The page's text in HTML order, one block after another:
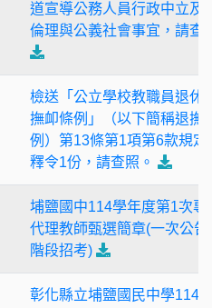
道宣導公務人員行政中立及
倫理與公義社會事宜，請查
檢送「公立學校教職員退休
撫卹條例」（以下簡稱退撫
例）第13條第1項第6款規定
釋令1份，請查照。
埔鹽國中114學年度第1次專
代理教師甄選簡章(一次公告
階段招考)
彰化縣立埔鹽國民中學114